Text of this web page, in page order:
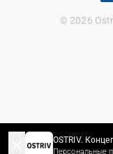
© 2026
OSTRIV.
Персональные